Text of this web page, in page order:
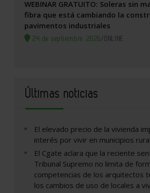
WEBINAR GRATUITO: Soleras sin
fibra que está cambiando la
pavimentos industriales
24 de septiembre, 2026/ONLINE
Últimas noticias
El elevado precio de la vivienda
interés por vivir en municipios
El Cgate aclara que la reciente
Tribunal Supremo no limita de
competencias de los arquitectos
los cambios de uso de locales a